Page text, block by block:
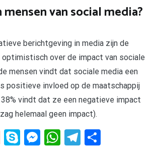
van social media?
berichtgeving in media zijn de
over de impact van sociale
mensen vindt dat sociale media een
positieve invloed op de maatschappij
vindt dat ze een negatieve impact
helemaal geen impact).
RedditSkypeMessenger
WhatsApp
Telegram